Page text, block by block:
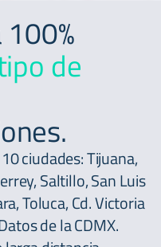
de
ciudades: Tijuana,
Saltillo, San Luis
Toluca, Cd. Victoria
de la CDMX.